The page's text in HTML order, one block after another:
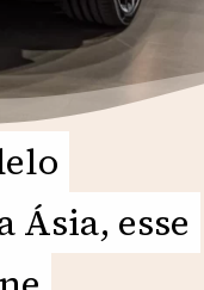
Ásia, esse
Ásia, esse